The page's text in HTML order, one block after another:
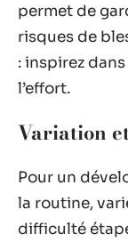
permet de
risques de
: inspirez
l’effort.
Variation
Pour un
la routine,
difficulté